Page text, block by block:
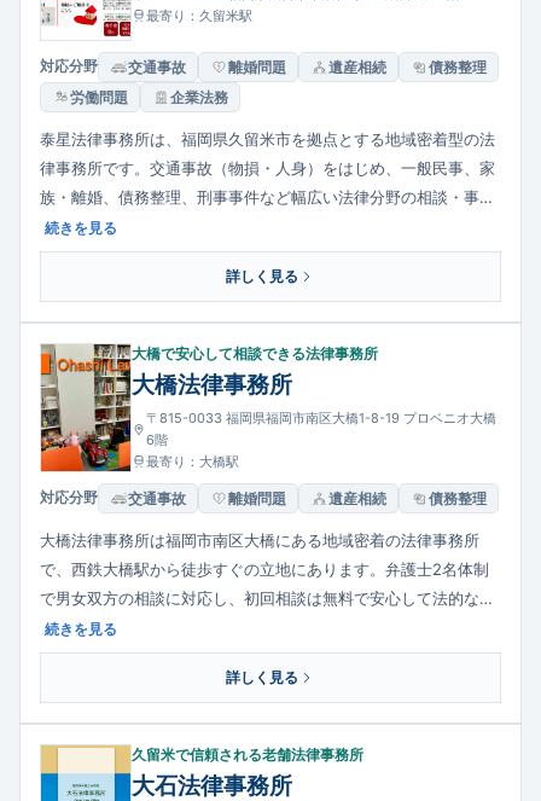
最寄り：久留米駅
対応分野 交通事故 離婚問題 遺産相続
債務整理
労働問題
企業法務
泰星法律事務所は、福岡県久留米市を拠点とする地域密着型の法
律事務所です。交通事故（物損・人身）をはじめ、一般民事、家
族・離婚、債務整理、刑事事件など幅広い法律分野の相談・事件
処理に対応しています。相談者に対して分かりやすく丁寧な説明
を心がけ、解決の方向性を明確に伝える姿勢が特徴です。事件の
難易度や内容に応じて、旧弁護士報酬規程に基づく着手金・報酬
続きを見る
詳しく見る
大橋で安心して相談できる法律事務所
大橋法律事務所
〒815-0033 福岡県福岡市南区大橋1-8-19 プロベニオ大橋
6階
最寄り：大橋駅
対応分野 交通事故 離婚問題 遺産相続 債務整理
大橋法律事務所は福岡市南区大橋にある地域密着の法律事務所
で、西鉄大橋駅から徒歩すぐの立地にあります。弁護士2名体制
で男女双方の相談に対応し、初回相談は無料で安心して法的な不
安を相談できます。個人の借金問題、交通事故、家族・相続問題
から一般民事、債務整理、破産・再生まで幅広く対応するととも
に、法テラスの利用もサポートしています。夜間・休日の相談に
続きを見る
詳しく見る
久留米で信頼される老舗法律事務所
大石法律事務所